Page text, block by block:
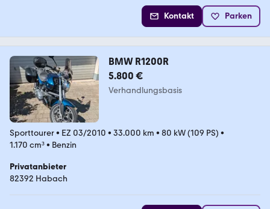
Kontakt Parken
BMW R1200R
5.800 €
Verhandlungsbasis
Sporttourer• EZ 03/2010 • 33.000 km • 80 kW (109 PS) •
1.170 cm³• Benzin
Privatanbieter
82392 Habach